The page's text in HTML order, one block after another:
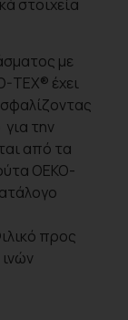
στοιχεία
με
TEX® έχει
για την
από τα
OEKO-
προς